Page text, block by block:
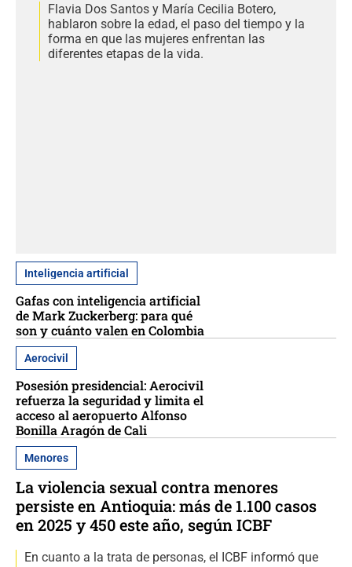
Flavia Dos Santos y María Cecilia Botero,
hablaron sobre la edad, el paso del tiempo y la
forma en que las mujeres enfrentan las
diferentes etapas de la vida.
Inteligencia artificial
Gafas con inteligencia artificial
de Mark Zuckerberg: para qué
son y cuánto valen en Colombia
Aerocivil
Posesión presidencial: Aerocivil
refuerza la seguridad y limita el
acceso al aeropuerto Alfonso
Bonilla Aragón de Cali
Menores
La violencia sexual contra menores
persiste en Antioquia: más de 1.100 casos
en 2025 y 450 este año, según ICBF
En cuanto a la trata de personas, el ICBF informó que